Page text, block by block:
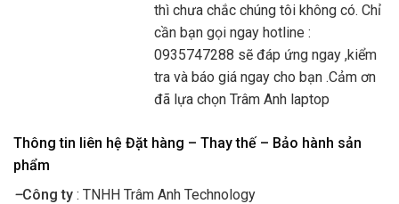
thì chưa chắc chúng tôi không có. Chỉ
cần bạn gọi ngay hotline :
0935747288 sẽ đáp ứng ngay ,kiểm
tra và báo giá ngay cho bạn .Cảm ơn
đã lựa chọn Trâm Anh laptop
Thông tin liên hệ Đặt hàng – Thay thế – Bảo hành sản
phẩm
–Công ty : TNHH Trâm Anh Technology